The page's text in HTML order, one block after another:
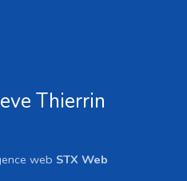
Thierrin
web STX Web